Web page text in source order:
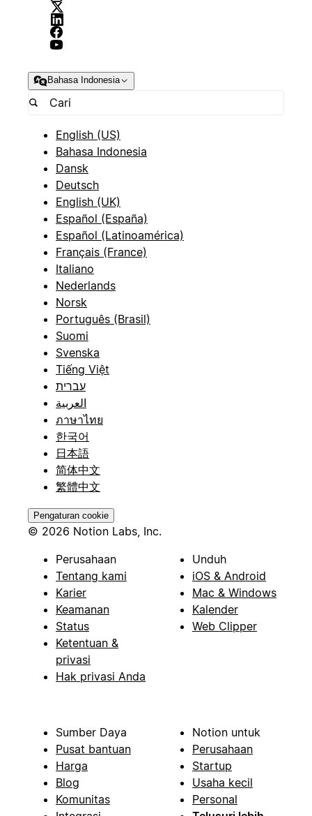
Bahasa Indonesia
English (US)
Bahasa Indonesia
Dansk
Deutsch
English (UK)
Español (España)
Español (Latinoamérica)
Français (France)
Italiano
Nederlands
Norsk
Português (Brasil)
Suomi
Svenska
Tiếng Việt
עברית
العربية
ภาษาไทย
한국어
日本語
简体中文
繁體中文
Pengaturan cookie
© 2026 Notion Labs, Inc.
Perusahaan
Tentang kami
Karier
Keamanan
Status
Ketentuan &
privasi
Hak privasi Anda
Unduh
iOS & Android
Mac & Windows
Kalender
Web Clipper
Sumber Daya
Pusat bantuan
Harga
Blog
Komunitas
Notion untuk
Perusahaan
Startup
Usaha kecil
Personal